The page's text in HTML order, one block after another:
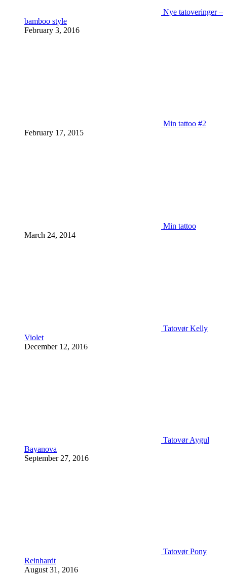
Nye tatoveringer –
bamboo style
February 3, 2016
Min tattoo #2
February 17, 2015
Min tattoo
March 24, 2014
Tatovør Kelly
Violet
December 12, 2016
Tatovør Aygul
Bayanova
September 27, 2016
Tatovør Pony
Reinhardt
August 31, 2016